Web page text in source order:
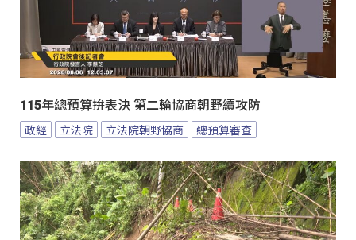
115年總預算拚表決 第二輪協商朝野續攻防
政經 立法院 立法院朝野協商 總預算審查